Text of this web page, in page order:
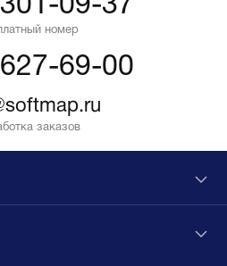
09-37
номер
69-00
заказов